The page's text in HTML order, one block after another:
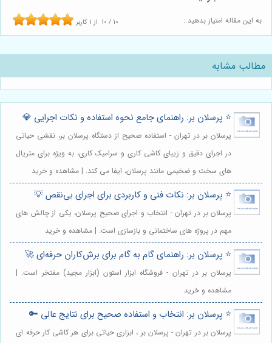
به این مقاله امتیاز بدهید : 10 / 10 از 1 کاربر
مطالب مشابه
⭐️ پرسلان بر: راهنمای جامع نحوه استفاده و نکات اجرایی 💎
پرسلان بر در تهران - استفاده صحیح از دستگاه پرسلان بر، نقشی حیاتی
در اجرای دقیق و زیبای کاشی کاری و سرامیک کاری، به ویژه برای متریال
های سخت و ضخیمی مانند پرسلان، ایفا می کند. | مشاهده و خرید
⭐️ پرسلان بر: نکات فنی و کاربردی برای اجرای بی‌نقص 💡
پرسلان بر در تهران - انتخاب و اجرای صحیح پرسلان، یکی از چالش های
مهم در پروژه های ساختمانی و بازسازی است. | مشاهده و خرید
⭐️ پرسلان بر: راهنمای گام به گام برای برش‌کاران حرفه‌ای 🚀
پرسلان بر در تهران - فروشگاه ابزار استون (ابزار مجید) مفتخر است. |
مشاهده و خرید
⭐️ پرسلان بر: انتخاب و استفاده صحیح برای نتایج عالی 🔑
پرسلان بر در تهران - پرسلان بر ، ابزاری حیاتی برای هر کاشی کار حرفه ای